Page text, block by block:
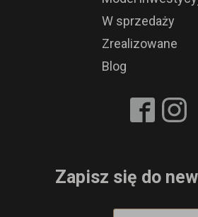
W sprzedaży
Zrealizowane
Blog
Zapisz się do